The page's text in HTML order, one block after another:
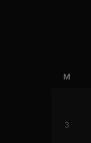
M
3